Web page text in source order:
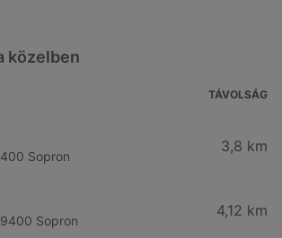
közelben
TÁVOLSÁG
Sopron
3,8 km
Sopron
4,12 km